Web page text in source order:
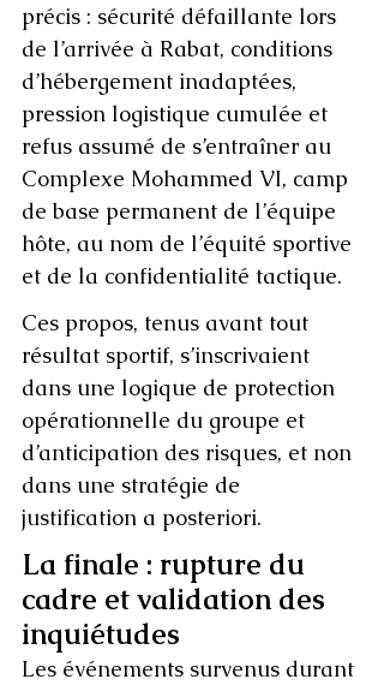
précis : sécurité défaillante lors
de l’arrivée à Rabat, conditions
d’hébergement inadaptées,
pression logistique cumulée et
refus assumé de s’entraîner au
Complexe Mohammed VI, camp
de base permanent de l’équipe
hôte, au nom de l’équité sportive
et de la confidentialité tactique.
Ces propos, tenus avant tout
résultat sportif, s’inscrivaient
dans une logique de protection
opérationnelle du groupe et
d’anticipation des risques, et non
dans une stratégie de
justification a posteriori.
La finale : rupture du
cadre et validation des
inquiétudes
Les événements survenus durant